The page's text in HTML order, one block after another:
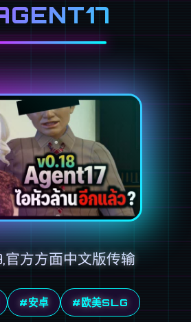
方方面中文版传输
#安卓 #欧美SLG